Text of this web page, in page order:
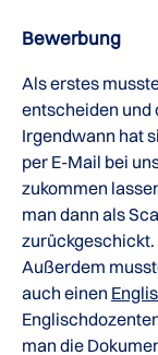
Bewerbung
Als erstes
entscheiden und
Irgendwann hat
per E-Mail bei
zukommen
man dann als
zurückgeschickt.
Außerdem
auch einen
man die